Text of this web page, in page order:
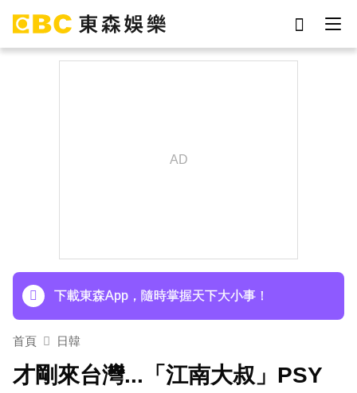
下載東森App，隨時掌握天下大小事！
首頁 日韓
才剛來台灣...「江南大叔」PSY